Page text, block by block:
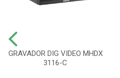
GRAVADOR DIG VIDEO MHDX
3116-C